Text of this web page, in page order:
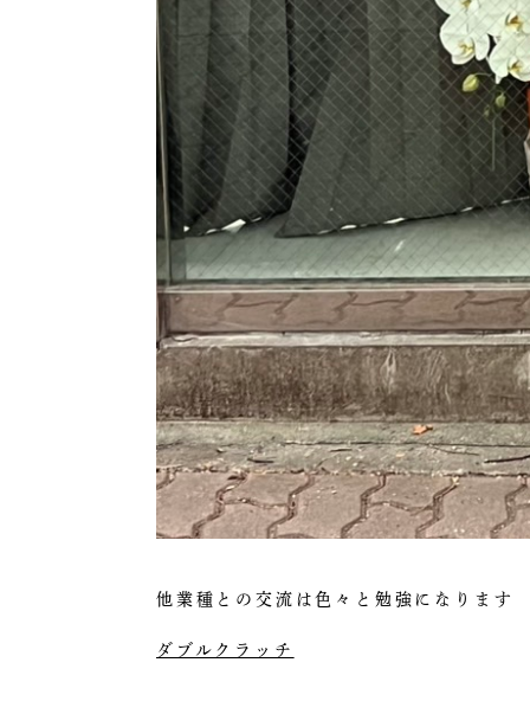
他業種との交流は色々と勉強になります
ダブルクラッチ